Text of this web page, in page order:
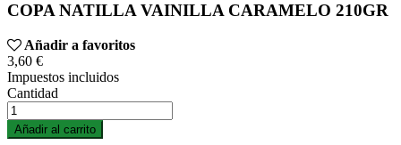
COPA NATILLA VAINILLA CARAMELO 210GR
Añadir a favoritos
3,60 €
Impuestos incluidos
Cantidad
Añadir al carrito